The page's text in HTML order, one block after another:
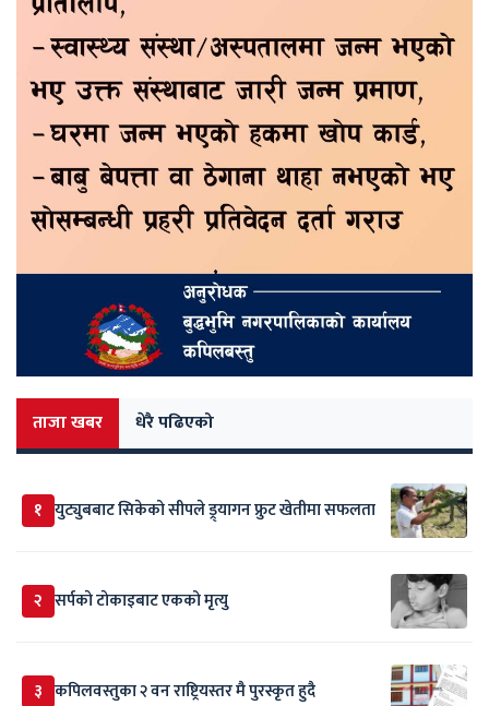
ताजा खबर धेरै पढिएको
१ युट्युबबाट सिकेको सीपले ड्र्यागन फ्रुट खेतीमा सफलता
२ सर्पकाे टाेकाइबाट एकको मृत्यु
३ कपिलवस्तुका २ वन राष्ट्रियस्तर मै पुरस्कृत हुदै